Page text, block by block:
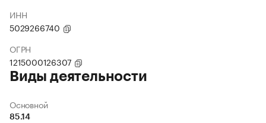
ИНН
5029266740
ОГРН
1215000126307
Виды деятельности
Основной
85.14